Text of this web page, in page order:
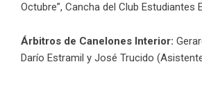
Octubre”, Cancha del Club Estudiantes
Árbitros de Canelones Interior:
Darío Estramil y José Trucido